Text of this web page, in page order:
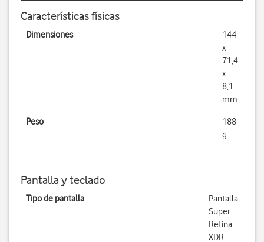
Características físicas
Dimensiones
144
x
71,4
x
8,1
mm
Peso
188
g
Pantalla y teclado
Tipo de pantalla
Pantalla
Super
Retina
XDR